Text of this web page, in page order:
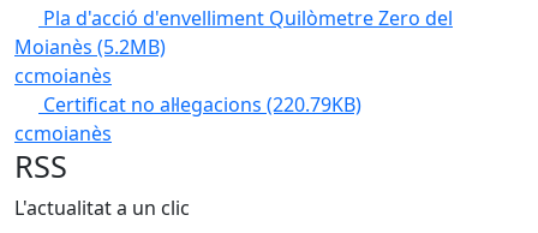
Pla d'acció d'envelliment Quilòmetre Zero del
Moianès (5.2MB)
ccmoianès
Certificat no al·legacions (220.79KB)
ccmoianès
RSS
L'actualitat a un clic